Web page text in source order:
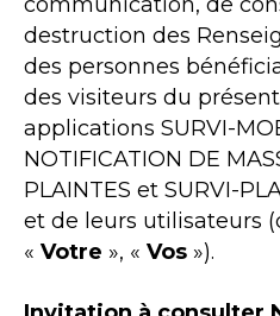
destruction des
des personnes
des visiteurs du
applications SURVI-
NOTIFICATION DE
PLAINTES et SURVI-
et de leurs utilisateurs
« Votre », « Vos »).